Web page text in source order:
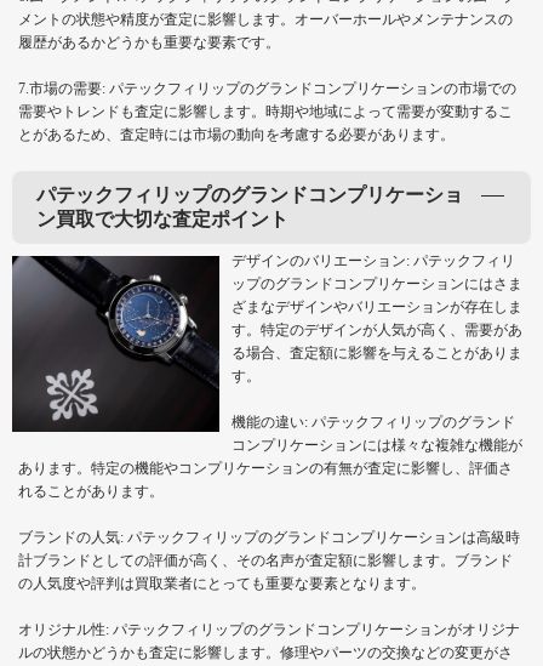
メントの状態や精度が査定に影響します。オーバーホールやメンテナンスの
履歴があるかどうかも重要な要素です。
7.市場の需要: パテックフィリップのグランドコンプリケーションの市場での
需要やトレンドも査定に影響します。時期や地域によって需要が変動するこ
とがあるため、査定時には市場の動向を考慮する必要があります。
パテックフィリップのグランドコンプリケーショ
ン買取で大切な査定ポイント
デザインのバリエーション: パテックフィリ
ップのグランドコンプリケーションにはさま
ざまなデザインやバリエーションが存在しま
す。特定のデザインが人気が高く、需要があ
る場合、査定額に影響を与えることがありま
す。
機能の違い: パテックフィリップのグランド
コンプリケーションには様々な複雑な機能が
あります。特定の機能やコンプリケーションの有無が査定に影響し、評価さ
れることがあります。
ブランドの人気: パテックフィリップのグランドコンプリケーションは高級時
計ブランドとしての評価が高く、その名声が査定額に影響します。ブランド
の人気度や評判は買取業者にとっても重要な要素となります。
オリジナル性: パテックフィリップのグランドコンプリケーションがオリジナ
ルの状態かどうかも査定に影響します。修理やパーツの交換などの変更がさ